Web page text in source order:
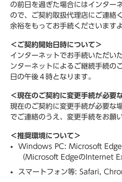
の前日を過ぎた場合にはインター
ので、ご契約取扱代理店にご連絡
余裕をもってお手続くださいます
＜ご契約開始日時について＞
インターネットでお手続いただい
ンターネットによるご継続手続の
日の午後４時となります。
＜現在のご契約に変更手続が必要
現在のご契約に変更手続が必要な
でご連絡のうえ、変更手続をお願
＜推奨環境について＞
Windows PC: Microsoft
（Microsoft EdgeのInternet
スマートフォン等: Safari,